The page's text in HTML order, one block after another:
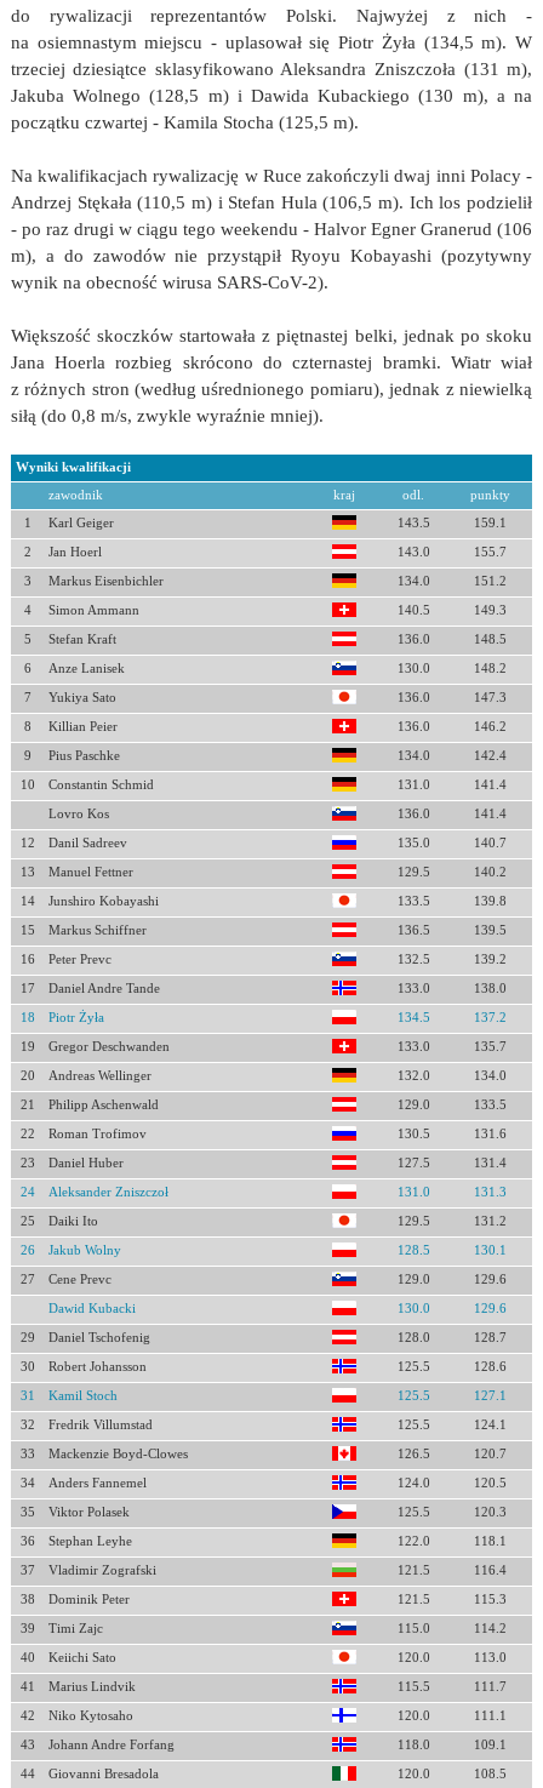
do rywalizacji reprezentantów Polski. Najwyżej z nich -
na osiemnastym miejscu - uplasował się Piotr Żyła (134,5 m). W
trzeciej dziesiątce sklasyfikowano Aleksandra Zniszczoła (131 m),
Jakuba Wolnego (128,5 m) i Dawida Kubackiego (130 m), a na
początku czwartej - Kamila Stocha (125,5 m).
Na kwalifikacjach rywalizację w Ruce zakończyli dwaj inni Polacy -
Andrzej Stękała (110,5 m) i Stefan Hula (106,5 m). Ich los podzielił
- po raz drugi w ciągu tego weekendu - Halvor Egner Granerud (106
m), a do zawodów nie przystąpił Ryoyu Kobayashi (pozytywny
wynik na obecność wirusa SARS-CoV-2).
Większość skoczków startowała z piętnastej belki, jednak po skoku
Jana Hoerla rozbieg skrócono do czternastej bramki. Wiatr wiał
z różnych stron (według uśrednionego pomiaru), jednak z niewielką
siłą (do 0,8 m/s, zwykle wyraźnie mniej).
Wyniki kwalifikacji
zawodnik kraj odl. punkty
1 Karl Geiger 143.5 159.1
2 Jan Hoerl 143.0 155.7
3 Markus Eisenbichler 134.0 151.2
4 Simon Ammann 140.5 149.3
5 Stefan Kraft 136.0 148.5
6 Anze Lanisek 130.0 148.2
7 Yukiya Sato 136.0 147.3
8 Killian Peier 136.0 146.2
9 Pius Paschke 134.0 142.4
10 Constantin Schmid 131.0 141.4
Lovro Kos 136.0 141.4
12 Danil Sadreev 135.0 140.7
13 Manuel Fettner 129.5 140.2
14 Junshiro Kobayashi 133.5 139.8
15 Markus Schiffner 136.5 139.5
16 Peter Prevc 132.5 139.2
17 Daniel Andre Tande 133.0 138.0
18 Piotr Żyła 134.5 137.2
19 Gregor Deschwanden 133.0 135.7
20 Andreas Wellinger 132.0 134.0
21 Philipp Aschenwald 129.0 133.5
22 Roman Trofimov 130.5 131.6
23 Daniel Huber 127.5 131.4
24 Aleksander Zniszczoł 131.0 131.3
25 Daiki Ito 129.5 131.2
26 Jakub Wolny 128.5 130.1
27 Cene Prevc 129.0 129.6
Dawid Kubacki 130.0 129.6
29 Daniel Tschofenig 128.0 128.7
30 Robert Johansson 125.5 128.6
31 Kamil Stoch 125.5 127.1
32 Fredrik Villumstad 125.5 124.1
33 Mackenzie Boyd-Clowes 126.5 120.7
34 Anders Fannemel 124.0 120.5
35 Viktor Polasek 125.5 120.3
36 Stephan Leyhe 122.0 118.1
37 Vladimir Zografski 121.5 116.4
38 Dominik Peter 121.5 115.3
39 Timi Zajc 115.0 114.2
40 Keiichi Sato 120.0 113.0
41 Marius Lindvik 115.5 111.7
42 Niko Kytosaho 120.0 111.1
43 Johann Andre Forfang 118.0 109.1
44 Giovanni Bresadola 120.0 108.5